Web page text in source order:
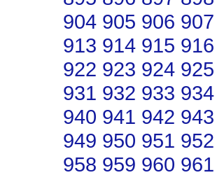
904 905 906 907
913 914 915 916
922 923 924 925
931 932 933 934
940 941 942 943
949 950 951 952
958 959 960 961